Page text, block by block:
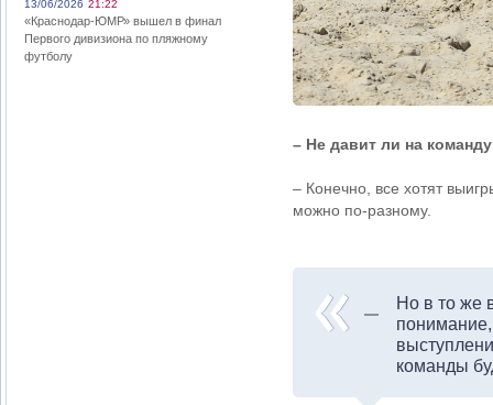
13/06/2026 21:22
«Краснодар-ЮМР» вышел в финал
Первого дивизиона по пляжному
футболу
– Не давит ли на
– Конечно, все хотят
можно по-разному.
Но в то же
понимание,
команды